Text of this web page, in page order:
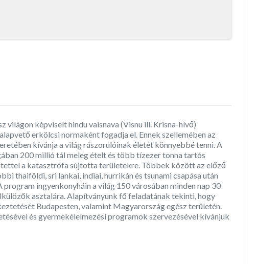
világon képviselt hindu vaisnava (Visnu ill. Krisna-hívő)
erkölcsi normaként fogadja el. Ennek szellemében az
kívánja a világ rászorulóinak életét könnyebbé tenni. A
200 millió tál meleg ételt és több tízezer tonna tartós
a katasztrófa sújtotta területekre. Többek között az előző
thaiföldi, sri lankai, indiai, hurrikán és tsunami csapása után
ingyenkonyháin a világ 150 városában minden nap 30
asztalára. Alapítványunk fő feladatának tekinti, hogy
Budapesten, valamint Magyarország egész területén.
és gyermekélelmezési programok szervezésével kívánjuk